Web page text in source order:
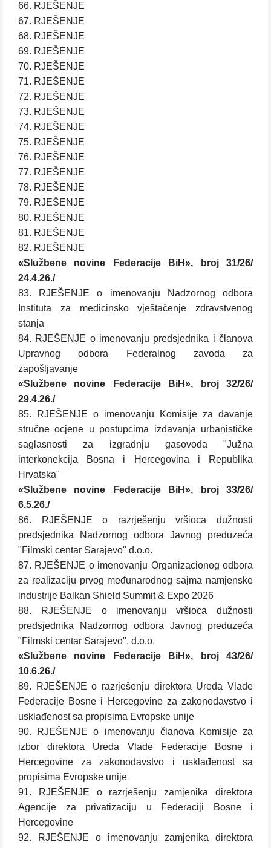
66. RJEŠENJE
67. RJEŠENJE
68. RJEŠENJE
69. RJEŠENJE
70. RJEŠENJE
71. RJEŠENJE
72. RJEŠENJE
73. RJEŠENJE
74. RJEŠENJE
75. RJEŠENJE
76. RJEŠENJE
77. RJEŠENJE
78. RJEŠENJE
79. RJEŠENJE
80. RJEŠENJE
81. RJEŠENJE
82. RJEŠENJE
«Službene novine Federacije BiH», broj 31/26/
24.4.26./
83. RJEŠENJE o imenovanju Nadzornog odbora
Instituta za medicinsko vještačenje zdravstvenog
stanja
84. RJEŠENJE o imenovanju predsjednika i članova
Upravnog odbora Federalnog zavoda za
zapošljavanje
«Službene novine Federacije BiH», broj 32/26/
29.4.26./
85. RJEŠENJE o imenovanju Komisije za davanje
stručne ocjene u postupcima izdavanja urbanističke
saglasnosti za izgradnju gasovoda "Južna
interkonekcija Bosna i Hercegovina i Republika
Hrvatska"
«Službene novine Federacije BiH», broj 33/26/
6.5.26./
86. RJEŠENJE o razrješenju vršioca dužnosti
predsjednika Nadzornog odbora Javnog preduzeća
"Filmski centar Sarajevo" d.o.o.
87. RJEŠENJE o imenovanju Organizacionog odbora
za realizaciju prvog međunarodnog sajma namjenske
industrije Balkan Shield Summit & Expo 2026
88. RJEŠENJE o imenovanju vršioca dužnosti
predsjednika Nadzornog odbora Javnog preduzeća
"Filmski centar Sarajevo", d.o.o.
«Službene novine Federacije BiH», broj 43/26/
10.6.26./
89. RJEŠENJE o razrješenju direktora Ureda Vlade
Federacije Bosne i Hercegovine za zakonodavstvo i
usklađenost sa propisima Evropske unije
90. RJEŠENJE o imenovanju članova Komisije za
izbor direktora Ureda Vlade Federacije Bosne i
Hercegovine za zakonodavstvo i usklađenost sa
propisima Evropske unije
91. RJEŠENJE o razrješenju zamjenika direktora
Agencije za privatizaciju u Federaciji Bosne i
Hercegovine
92. RJEŠENJE o imenovanju zamjenika direktora